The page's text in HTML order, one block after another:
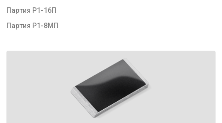
Партия Р1-16П
Партия Р1-8МП